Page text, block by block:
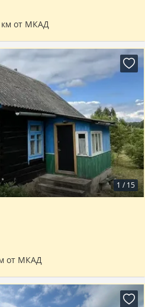
км от МКАД
1 / 15
от МКАД